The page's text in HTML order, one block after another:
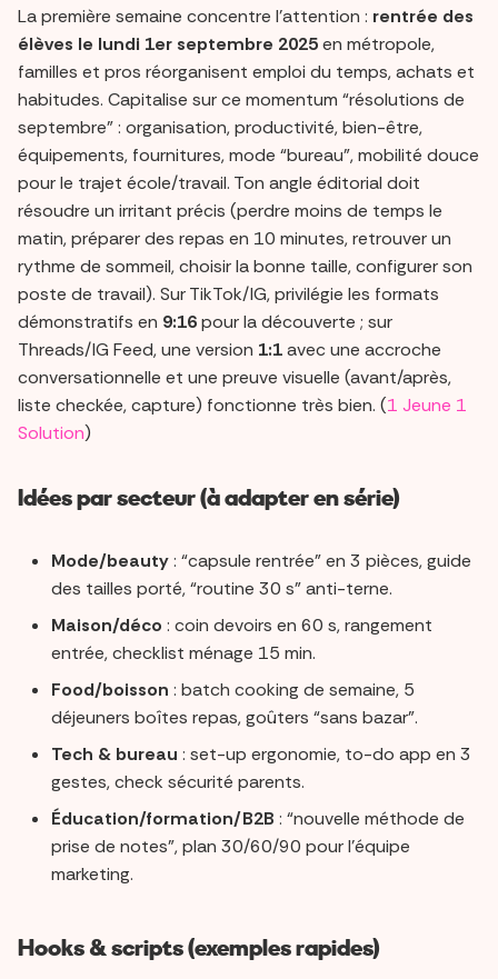
La première semaine concentre l’attention : rentrée des
élèves le lundi 1er septembre 2025en métropole,
familles et pros réorganisent emploi du temps, achats et
habitudes. Capitalise sur ce momentum “résolutions de
septembre” : organisation, productivité, bien-être,
équipements, fournitures, mode “bureau”, mobilité douce
pour le trajet école/travail. Ton angle éditorial doit
résoudre un irritant précis (perdre moins de temps le
matin, préparer des repas en 10 minutes, retrouver un
rythme de sommeil, choisir la bonne taille, configurer son
poste de travail). Sur TikTok/IG, privilégie les formats
démonstratifs en 9:16pour la découverte ; sur
Threads/IG Feed, une version 1:1avec une accroche
conversationnelle et une preuve visuelle (avant/après,
liste checkée, capture) fonctionne très bien. (1 Jeune 1
Solution)
Idées par secteur (à adapter en série)
Mode/beauty: “capsule rentrée” en 3 pièces, guide
des tailles porté, “routine 30 s” anti-terne.
Maison/déco : coin devoirs en 60 s, rangement
entrée, checklist ménage 15 min.
Food/boisson : batch cooking de semaine, 5
déjeuners boîtes repas, goûters “sans bazar”.
Tech & bureau : set-up ergonomie, to-do app en 3
gestes, check sécurité parents.
Éducation/formation/B2B : “nouvelle méthode de
prise de notes”, plan 30/60/90 pour l’équipe
marketing.
Hooks & scripts (exemples rapides)